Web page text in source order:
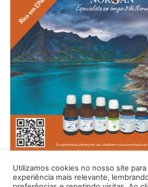
Utilizamos cookies no nosso site para
experiência mais relevante,